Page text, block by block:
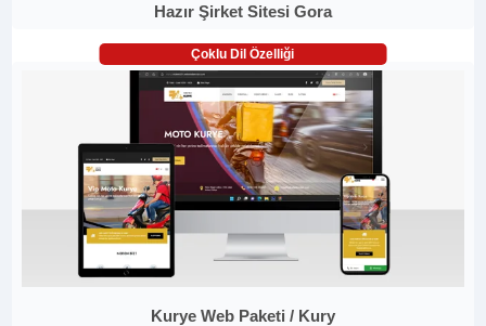
Hazır Şirket Sitesi Gora
Çoklu Dil Özelliği
Kurye Web Paketi / Kury